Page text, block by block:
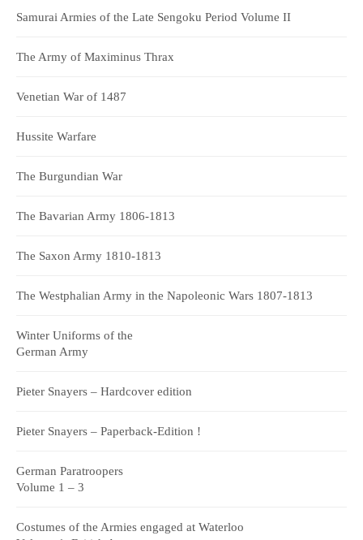
Samurai Armies of the Late Sengoku Period Volume II
The Army of Maximinus Thrax
Venetian War of 1487
Hussite Warfare
The Burgundian War
The Bavarian Army 1806-1813
The Saxon Army 1810-1813
The Westphalian Army in the Napoleonic Wars 1807-1813
Winter Uniforms of the
German Army
Pieter Snayers – Hardcover edition
Pieter Snayers – Paperback-Edition !
German Paratroopers
Volume 1 – 3
Costumes of the Armies engaged at Waterloo